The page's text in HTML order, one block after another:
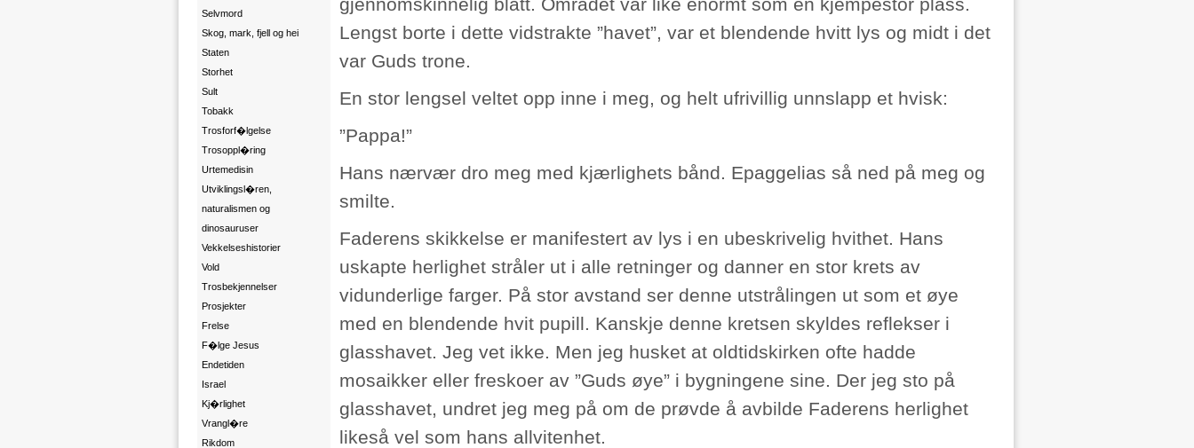
Selvmord
Skog, mark, fjell og hei
Staten
Storhet
Sult
Tobakk
Trosforf�lgelse
Trosoppl�ring
Urtemedisin
Utviklingsl�ren,
naturalismen og
dinosauruser
Vekkelseshistorier
Vold
Trosbekjennelser
Prosjekter
Frelse
F�lge Jesus
Endetiden
Israel
Kj�rlighet
Vrangl�re
Rikdom
gjennomskinnelig blått. Området var like enormt som en kjempestor plass.
Lengst borte i dette vidstrakte ”havet”, var et blendende hvitt lys og midt i det
var Guds trone.
En stor lengsel veltet opp inne i meg, og helt ufrivillig unnslapp et hvisk:
”Pappa!”
Hans nærvær dro meg med kjærlighets bånd. Epaggelias så ned på meg og
smilte.
Faderens skikkelse er manifestert av lys i en ubeskrivelig hvithet. Hans
uskapte herlighet stråler ut i alle retninger og danner en stor krets av
vidunderlige farger. På stor avstand ser denne utstrålingen ut som et øye
med en blendende hvit pupill. Kanskje denne kretsen skyldes reflekser i
glasshavet. Jeg vet ikke. Men jeg husket at oldtidskirken ofte hadde
mosaikker eller freskoer av ”Guds øye” i bygningene sine. Der jeg sto på
glasshavet, undret jeg meg på om de prøvde å avbilde Faderens herlighet
likeså vel som hans allvitenhet.